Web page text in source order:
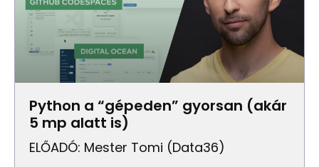
Python a “gépeden” gyorsan (akár
5 mp alatt is)
ELŐADÓ: Mester Tomi (Data36)